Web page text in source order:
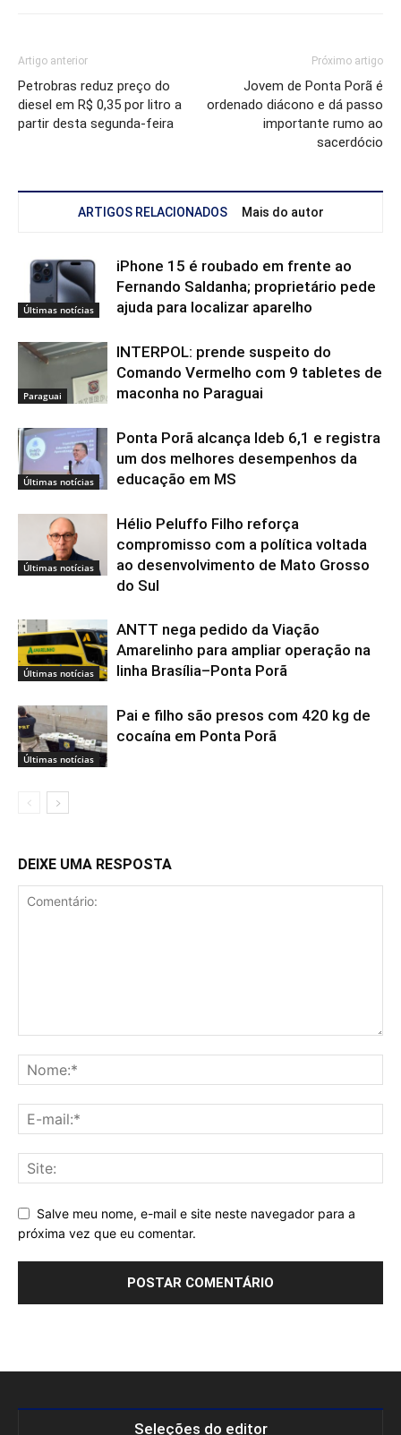
Artigo anterior
Petrobras reduz preço do
diesel em R$ 0,35 por litro a
partir desta segunda-feira
Próximo artigo
Jovem de Ponta Porã é
ordenado diácono e dá passo
importante rumo ao
sacerdócio
ARTIGOS RELACIONADOS Mais do autor
Últimas notícias
iPhone 15 é roubado em frente ao
Fernando Saldanha; proprietário pede
ajuda para localizar aparelho
Paraguai
INTERPOL: prende suspeito do
Comando Vermelho com 9 tabletes de
maconha no Paraguai
Últimas notícias
Ponta Porã alcança Ideb 6,1 e registra
um dos melhores desempenhos da
educação em MS
Últimas notícias
Hélio Peluffo Filho reforça
compromisso com a política voltada
ao desenvolvimento de Mato Grosso
do Sul
Últimas notícias
ANTT nega pedido da Viação
Amarelinho para ampliar operação na
linha Brasília–Ponta Porã
Últimas notícias
Pai e filho são presos com 420 kg de
cocaína em Ponta Porã
DEIXE UMA RESPOSTA
Salve meu nome, e-mail e site neste navegador para a
próxima vez que eu comentar.
Seleções do editor